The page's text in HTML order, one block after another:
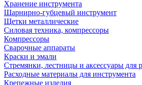
Хранение инструмента
Шарнирно-губцевый инструмент
Щетки металлические
Силовая техника, компрессоры
Компрессоры
Сварочные аппараты
Краски и эмали
Стремянки, лестницы и аксессуары для
Расходные материалы для инструмента
Крепежные изделия